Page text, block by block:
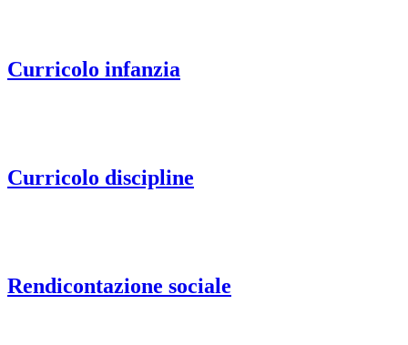
Curricolo infanzia
Curricolo discipline
Rendicontazione sociale